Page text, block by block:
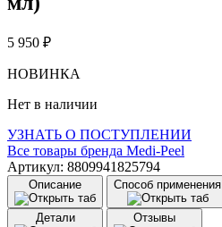
5 950 ₽
НОВИНКА
Нет в наличии
УЗНАТЬ О ПОСТУПЛЕНИИ
Все товары бренда Medi-Peel
Артикул: 8809941825794
Описание Способ применения
Детали Отзывы